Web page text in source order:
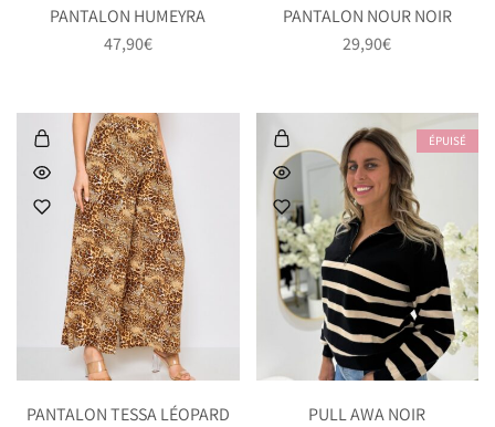
PANTALON HUMEYRA
47,90€
PANTALON NOUR NOIR
29,90€
PANTALON TESSA LÉOPARD
ÉPUISÉ
PULL AWA NOIR